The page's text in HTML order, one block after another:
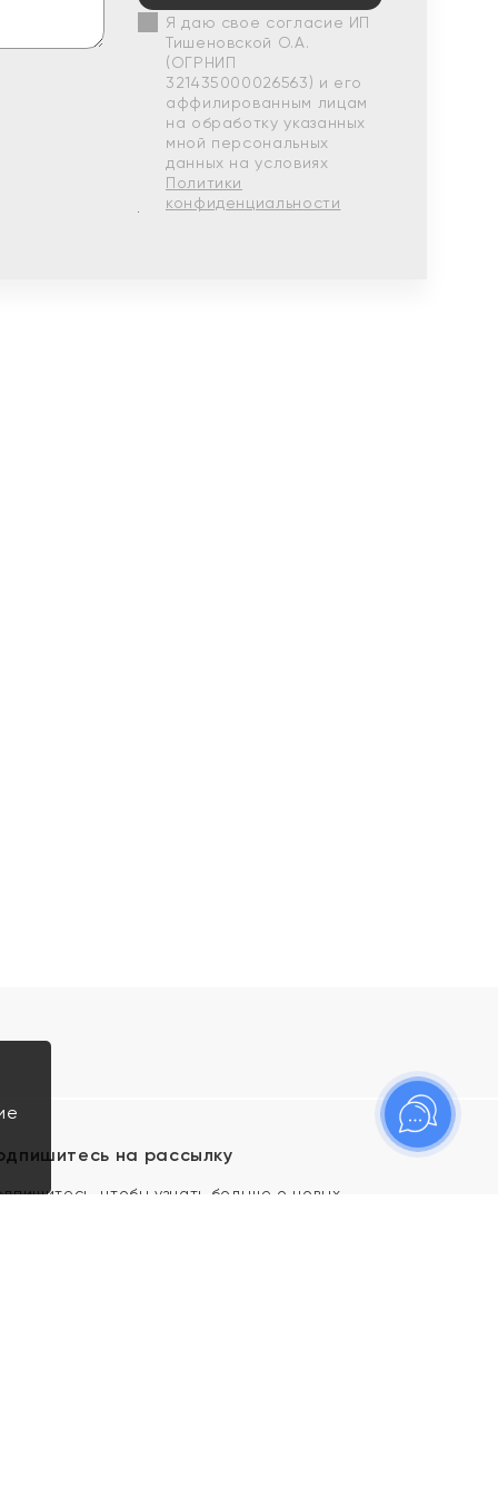
Я даю свое согласие ИП
Тишеновской О.А.
(ОГРНИП
321435000026563) и его
аффилированным лицам
на обработку указанных
мной персональных
данных на условиях
Политики
конфиденциальности
на рассылку
чтобы узнать больше о новых